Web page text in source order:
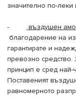
значително по-леки
- въздушен
благодарение на
гарантирате и
превозно
принцип е сред най-
Поставеният
равномерното